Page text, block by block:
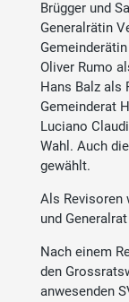
Brügger und
Generalrätin
Oliver Rumo
Hans Balz als
Gemeinderat
Luciano
Wahl. Auch
gewählt.
Als Revisoren
und
Nach einem
den
anwesenden